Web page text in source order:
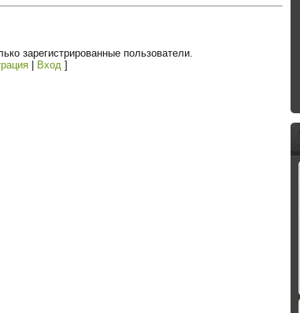
зарегистрированные пользователи.
| Вход]